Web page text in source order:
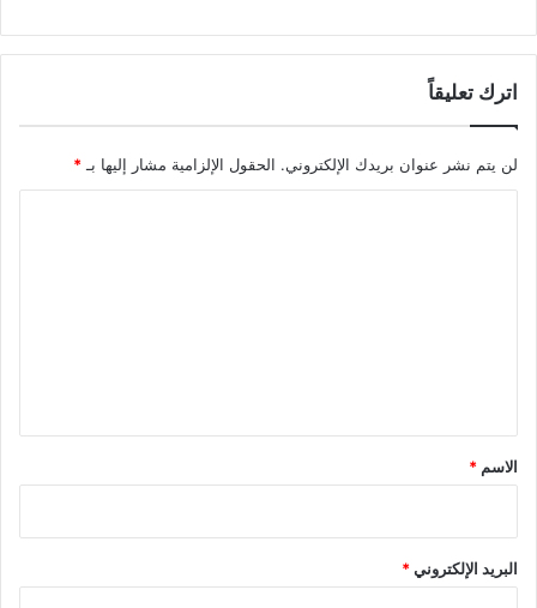
اترك تعليقاً
لن يتم نشر عنوان بريدك الإلكتروني. الحقول الإلزامية مشار إليها بـ *
*
الاسم *
البريد الإلكتروني*